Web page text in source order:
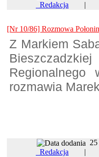
Redakcja
[Nr 10/86] Rozmowa
Z Markiem
Regionalnego
rozmawia
Redakcja